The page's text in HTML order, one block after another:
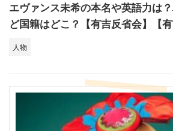
エヴァンス未希の本名や英語力は
ど国籍はどこ？【有吉反省会】【有
人物